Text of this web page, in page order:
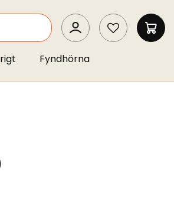
SEARCH
MIN
Fyndhörna